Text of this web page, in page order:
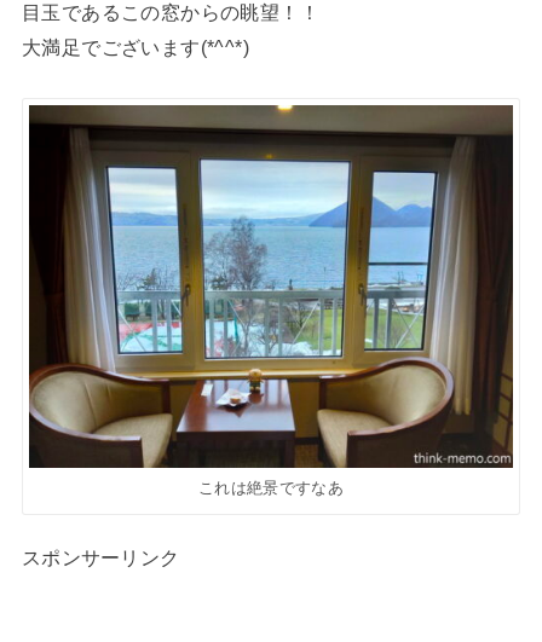
目玉であるこの窓からの眺望！！
大満足でございます(*^^*)
これは絶景ですなあ
スポンサーリンク